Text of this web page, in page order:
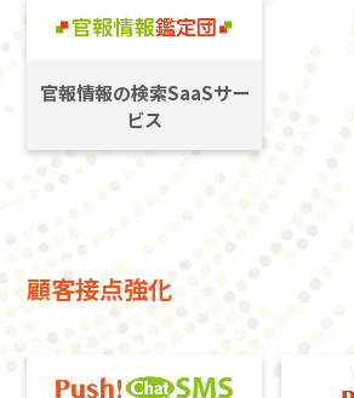
官報情報の検索SaaSサー
ビス
顧客接点強化